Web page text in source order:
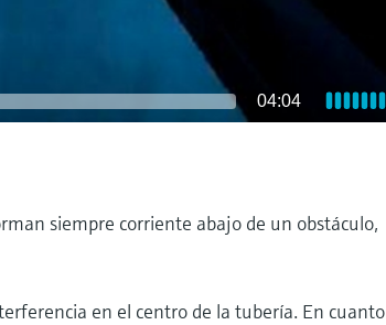
04:04
siempre corriente abajo de un obstáculo,
en el centro de la tubería. En cuanto